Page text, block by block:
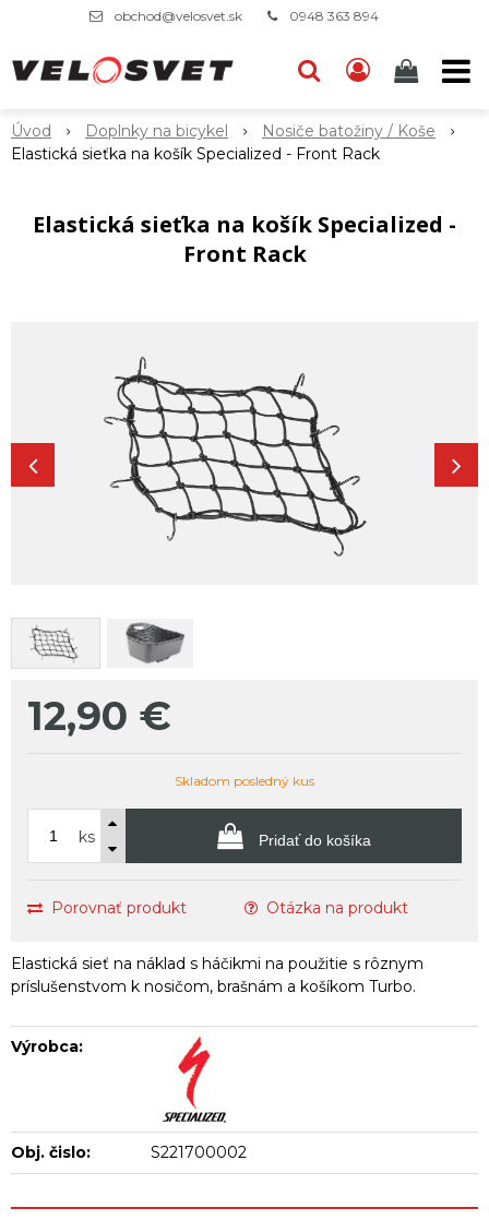
obchod@velosvet.sk 0948 363 894
Úvod Doplnky na bicykel
Nosiče batožiny / Koše
Elastická sieťka na košík Specialized - Front Rack
Elastická sieťka na košík Specialized -
Front Rack
12,90 €
Skladom posledný kus
ks Pridať do košíka
Porovnať produkt Otázka na produkt
Elastická sieť na náklad s háčikmi na použitie s rôznym
príslušenstvom k nosičom, brašnám a košíkom Turbo.
Výrobca:
Obj. čislo: S221700002